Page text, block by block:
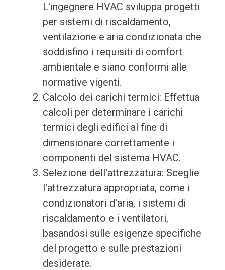
L'ingegnere HVAC sviluppa progetti
per sistemi di riscaldamento,
ventilazione e aria condizionata che
soddisfino i requisiti di comfort
ambientale e siano conformi alle
normative vigenti.
Calcolo dei carichi termici: Effettua
calcoli per determinare i carichi
termici degli edifici al fine di
dimensionare correttamente i
componenti del sistema HVAC.
Selezione dell'attrezzatura: Sceglie
l'attrezzatura appropriata, come i
condizionatori d'aria, i sistemi di
riscaldamento e i ventilatori,
basandosi sulle esigenze specifiche
del progetto e sulle prestazioni
desiderate.